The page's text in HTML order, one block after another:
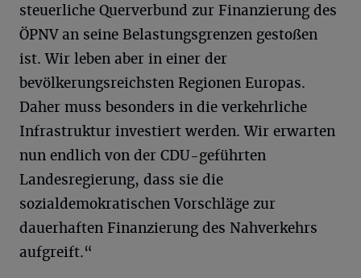
steuerliche Querverbund zur Finanzierung des
ÖPNV an seine Belastungsgrenzen gestoßen
ist. Wir leben aber in einer der
bevölkerungsreichsten Regionen Europas.
Daher muss besonders in die verkehrliche
Infrastruktur investiert werden. Wir erwarten
nun endlich von der CDU-geführten
Landesregierung, dass sie die
sozialdemokratischen Vorschläge zur
dauerhaften Finanzierung des Nahverkehrs
aufgreift.“